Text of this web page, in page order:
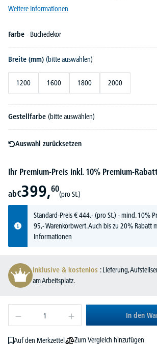
Weitere Informationen
Farbe - Buchedekor
Breite (mm) (bitte auswählen)
1200 1600 1800 2000
Gestellfarbe (bitte auswählen)
Auswahl zurücksetzen
Ihr Premium-Preis inkl. 10% Premium-
ab€399,60
(pro St.)
Standard-Preis€444,-(pro St.) - mind. 10%
95,- Warenkorbwert. Auch bis zu 20% Rabatt
Informationen
Inklusive & kostenlos : Lieferung,
am Arbeitsplatz.
In den
Auf den Merkzettel Zum Vergleich hinzufügen